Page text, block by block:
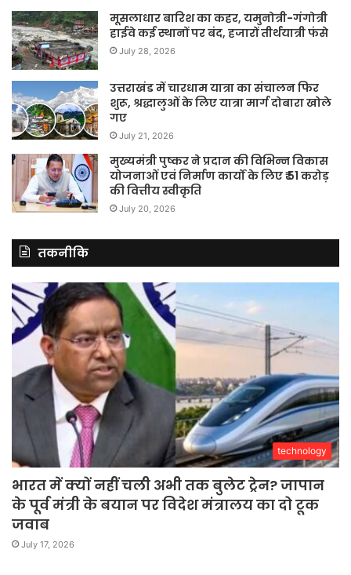
मूसलाधार बारिश का कहर, यमुनोत्री-गंगोत्री
हाईवे कई स्थानों पर बंद, हजारों तीर्थयात्री फंसे
July 28, 2026
उत्तराखंड में चारधाम यात्रा का संचालन फिर
शुरू, श्रद्धालुओं के लिए यात्रा मार्ग दोबारा खोले
गए
July 21, 2026
मुख्यमंत्री पुष्कर ने प्रदान की विभिन्न विकास
योजनाओं एवं निर्माण कार्यों के लिए ₹ 51 करोड़
की वित्तीय स्वीकृति
July 20, 2026
तकनीकि
technology
भारत में क्यों नहीं चली अभी तक बुलेट ट्रेन? जापान
के पूर्व मंत्री के बयान पर विदेश मंत्रालय का दो टूक
जवाब
July 17, 2026